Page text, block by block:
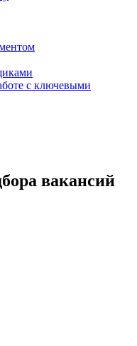
с ключевыми
вакансий